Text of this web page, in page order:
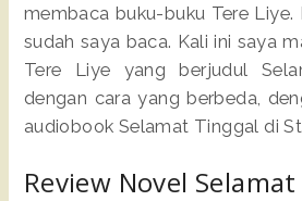
membaca buku-buku Tere Liye.
sudah saya baca. Kali ini saya
Tere Liye yang berjudul
dengan cara yang berbeda,
audiobook Selamat Tinggal di
Review Novel